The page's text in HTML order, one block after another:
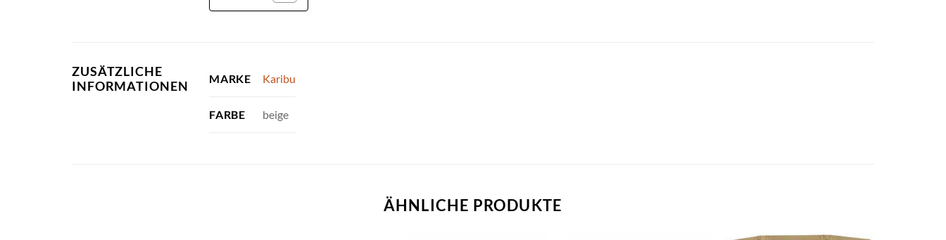
ZUSÄTZLICHE
INFORMATIONEN
MARKE Karibu
FARBE beige
ÄHNLICHE PRODUKTE